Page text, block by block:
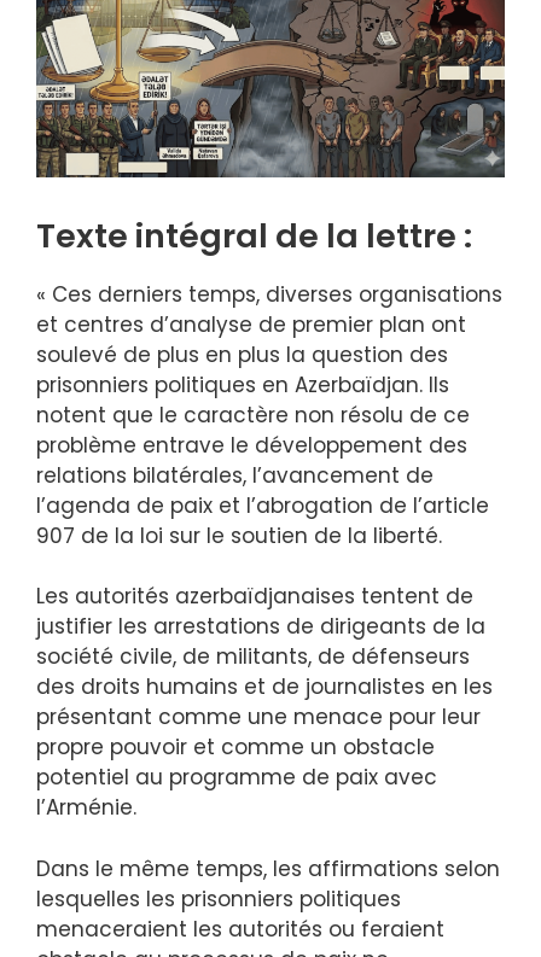
Texte intégral de la lettre :
« Ces derniers temps, diverses organisations
et centres d’analyse de premier plan ont
soulevé de plus en plus la question des
prisonniers politiques en Azerbaïdjan. Ils
notent que le caractère non résolu de ce
problème entrave le développement des
relations bilatérales, l’avancement de
l’agenda de paix et l’abrogation de l’article
907 de la loi sur le soutien de la liberté.
Les autorités azerbaïdjanaises tentent de
justifier les arrestations de dirigeants de la
société civile, de militants, de défenseurs
des droits humains et de journalistes en les
présentant comme une menace pour leur
propre pouvoir et comme un obstacle
potentiel au programme de paix avec
l’Arménie.
Dans le même temps, les affirmations selon
lesquelles les prisonniers politiques
menaceraient les autorités ou feraient